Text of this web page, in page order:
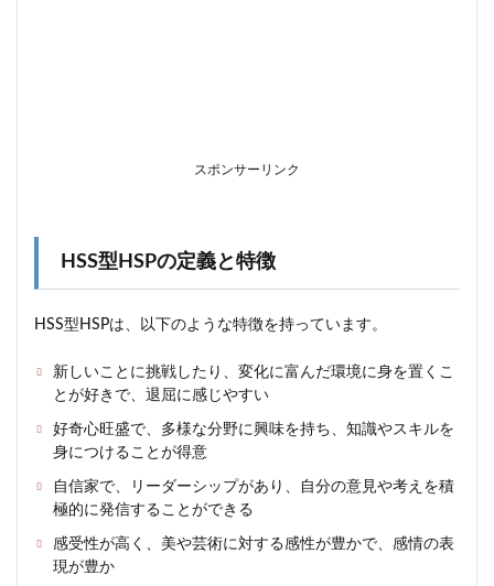
いて
と向
い仕
事は
何
か？
2.1
HSS
HSP
に向
いて
いる
スポンサーリンク
HSS型HSPの定義と特徴
HSS型HSPは、以下のような特徴を持っています。
新しいことに挑戦したり、変化に富んだ環境に身を置くこ
とが好きで、退屈に感じやすい
好奇心旺盛で、多様な分野に興味を持ち、知識やスキルを
身につけることが得意
自信家で、リーダーシップがあり、自分の意見や考えを積
極的に発信することができる
感受性が高く、美や芸術に対する感性が豊かで、感情の表
現が豊か